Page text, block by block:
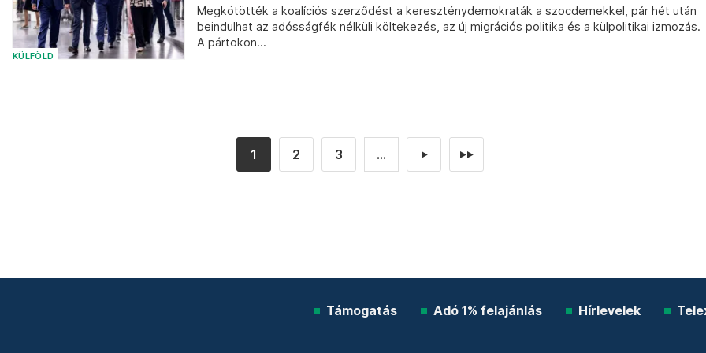
KÜLFÖLD
Megkötötték a koalíciós szerződést a kereszténydemokraták a szocdemekkel, pár hét után
beindulhat az adósságfék nélküli költekezés, az új migrációs politika és a külpolitikai izmozás.
A pártokon...
1 2 3 ... ► ►►
Támogatás Adó 1% felajánlás Hírlevelek